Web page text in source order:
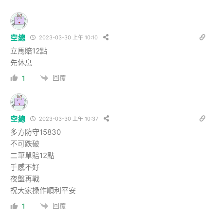
空總 2023-03-30 上午 10:10
立馬賠12點
先休息
1 回覆
空總 2023-03-30 上午 10:37
多方防守15830
不可跌破
二筆單賠12點
手感不好
夜盤再戰
祝大家操作順利平安
1 回覆